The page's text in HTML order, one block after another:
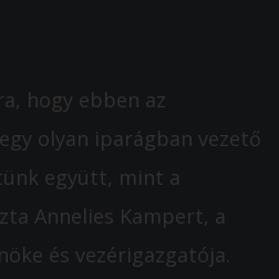
hogy ebben az
olyan iparágban vezető
együtt, mint a
Annelies Kampert, a
és vezérigazgatója.